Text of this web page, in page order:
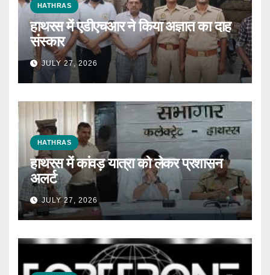
HATHRAS
हाथरस में एडीएचआर ने किया अज्ञात का दाह
संस्कार
JULY 27, 2026
HATHRAS
हाथरस में कांवड़ यात्रा को लेकर प्रशासन
अलर्ट
JULY 27, 2026